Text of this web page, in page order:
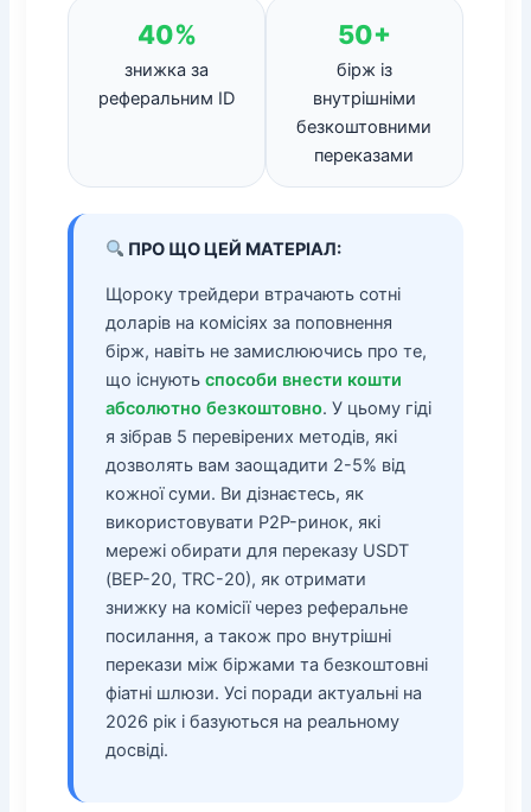
40%
знижка за
реферальним ID
50+
бірж із
внутрішніми
безкоштовними
переказами
ПРО ЩО ЦЕЙ МАТЕРІАЛ:
Щороку трейдери втрачають сотні
доларів на комісіях за поповнення
бірж, навіть не замислюючись про те,
що існують способи внести кошти
абсолютно безкоштовно. У цьому гіді
я зібрав 5 перевірених методів, які
дозволять вам заощадити 2-5% від
кожної суми. Ви дізнаєтесь, як
використовувати P2P-ринок, які
мережі обирати для переказу USDT
(BEP-20, TRC-20), як отримати
знижку на комісії через реферальне
посилання, а також про внутрішні
перекази між біржами та безкоштовні
фіатні шлюзи. Усі поради актуальні на
2026 рік і базуються на реальному
досвіді.